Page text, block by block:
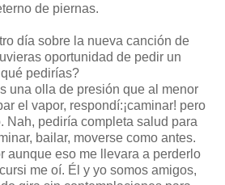
de piernas.
día sobre la nueva canción de
oportunidad de pedir un
pedirías?
una olla de presión que al menor
el vapor, respondí:¡caminar! pero
Nah, pediría completa salud para
bailar, moverse como antes.
aunque eso me llevara a perderlo
me oí. Él y yo somos amigos,